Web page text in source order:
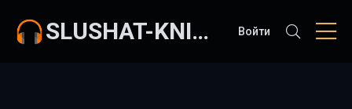
SLUSHAT-KNIGI.COM Войти